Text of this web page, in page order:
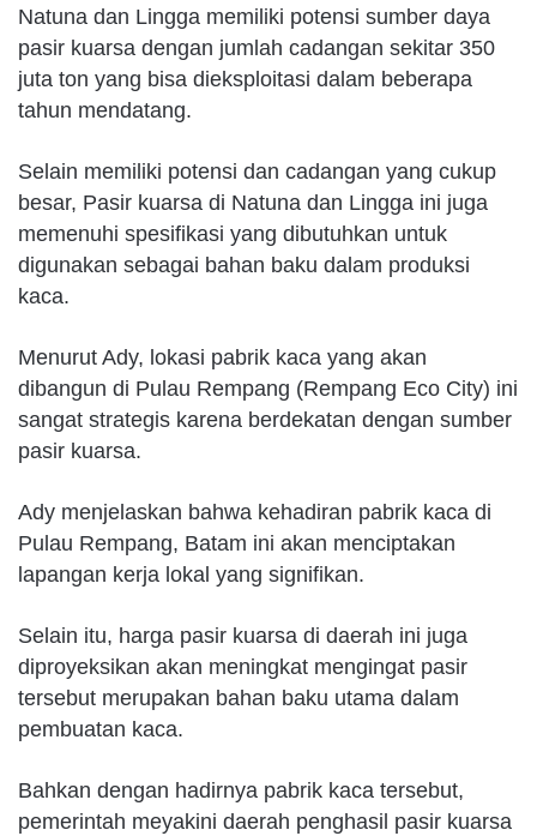
Natuna dan Lingga memiliki potensi sumber daya
pasir kuarsa dengan jumlah cadangan sekitar 350
juta ton yang bisa dieksploitasi dalam beberapa
tahun mendatang.
Selain memiliki potensi dan cadangan yang cukup
besar, Pasir kuarsa di Natuna dan Lingga ini juga
memenuhi spesifikasi yang dibutuhkan untuk
digunakan sebagai bahan baku dalam produksi
kaca.
Menurut Ady, lokasi pabrik kaca yang akan
dibangun di Pulau Rempang (Rempang Eco City) ini
sangat strategis karena berdekatan dengan sumber
pasir kuarsa.
Ady menjelaskan bahwa kehadiran pabrik kaca di
Pulau Rempang, Batam ini akan menciptakan
lapangan kerja lokal yang signifikan.
Selain itu, harga pasir kuarsa di daerah ini juga
diproyeksikan akan meningkat mengingat pasir
tersebut merupakan bahan baku utama dalam
pembuatan kaca.
Bahkan dengan hadirnya pabrik kaca tersebut,
pemerintah meyakini daerah penghasil pasir kuarsa